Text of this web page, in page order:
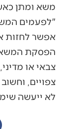
משא ומתן
"לפעמים
אפשר לחזות
הפסקת המשא
צבאי או
צפויים,
לא ייעשה